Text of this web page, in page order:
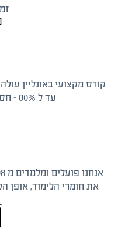
קורס מקצועי באונליין
עד ל 80% - חסכון שמגיע לכיס שלך.
את חומרי הלימוד, אופן